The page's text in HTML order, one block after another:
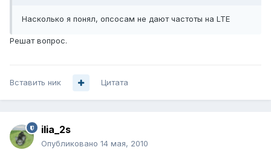
Насколько я понял, опсосам не дают частоты на LTE
Решат вопрос.
Вставить ник Цитата
ilia_2s
Опубликовано 14 мая, 2010